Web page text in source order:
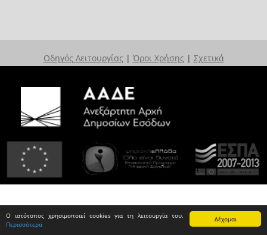
Δέχομαι
Ο ιστότοπος χρησιμοποιεί cookies για τη λειτουργία του.
Περισσότερα
Οδηγός Λειτουργίας | Όροι Χρήσης | Σχετικά